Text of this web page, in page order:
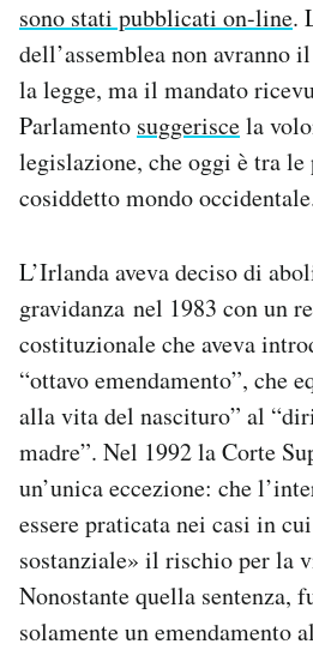
sono stati pubblicati on-line.
dell’assemblea non avranno
la legge, ma il mandato
Parlamento suggeriscela
legislazione, che oggi è tra le
cosiddetto mondo
L’Irlanda aveva deciso di
gravidanza nel 1983 con un
costituzionale che aveva
“ottavo emendamento”, che
alla vita del nascituro” al
madre”. Nel 1992 la Corte
un’unica eccezione: che
essere praticata nei casi in
sostanziale» il rischio per la
Nonostante quella sentenza,
solamente un emendamento